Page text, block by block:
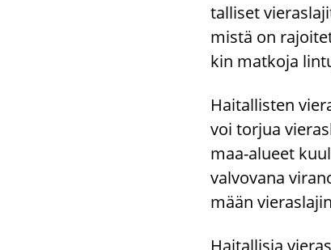
tal­li­set
mis­tä on
kin mat­ko­ja
Hai­tal­lis­ten
voi tor­jua
maa-​alueet
val­vo­va­na
mään
Hai­tal­li­sia